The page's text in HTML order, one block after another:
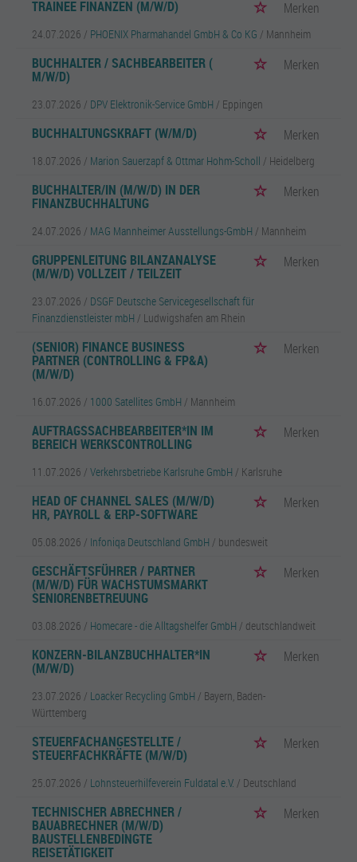
TRAINEE FINANZEN (M/W/D) Merken
24.07.2026 / PHOENIX Pharmahandel GmbH & Co KG / Mannheim
BUCHHALTER / SACHBEARBEITER (
M/W/D)
Merken
23.07.2026 / DPV Elektronik-Service GmbH / Eppingen
BUCHHALTUNGSKRAFT (W/M/D) Merken
18.07.2026 / Marion Sauerzapf & Ottmar Hohm-Scholl / Heidelberg
BUCHHALTER/IN (M/W/D) IN DER
FINANZBUCHHALTUNG
Merken
24.07.2026 / MAG Mannheimer Ausstellungs-GmbH / Mannheim
GRUPPENLEITUNG BILANZANALYSE
(M/W/D) VOLLZEIT / TEILZEIT
Merken
23.07.2026 / DSGF Deutsche Servicegesellschaft für
Finanzdienstleister mbH / Ludwigshafen am Rhein
(SENIOR) FINANCE BUSINESS
PARTNER (CONTROLLING & FP&A)
(M/W/D)
Merken
16.07.2026 / 1000 Satellites GmbH / Mannheim
AUFTRAGSSACHBEARBEITER*IN IM
BEREICH WERKSCONTROLLING
Merken
11.07.2026 / Verkehrsbetriebe Karlsruhe GmbH / Karlsruhe
HEAD OF CHANNEL SALES (M/W/D)
HR, PAYROLL & ERP-SOFTWARE
Merken
05.08.2026 / Infoniqa Deutschland GmbH / bundesweit
GESCHÄFTSFÜHRER / PARTNER
(M/W/D) FÜR WACHSTUMSMARKT
SENIORENBETREUUNG
Merken
03.08.2026 / Homecare - die Alltagshelfer GmbH / deutschlandweit
KONZERN-BILANZBUCHHALTER*IN
(M/W/D)
Merken
23.07.2026 / Loacker Recycling GmbH / Bayern, Baden-
Württemberg
STEUERFACHANGESTELLTE /
STEUERFACHKRÄFTE (M/W/D)
Merken
25.07.2026 / Lohnsteuerhilfeverein Fuldatal e.V. / Deutschland
TECHNISCHER ABRECHNER /
BAUABRECHNER (M/W/D)
BAUSTELLENBEDINGTE
REISETÄTIGKEIT
Merken